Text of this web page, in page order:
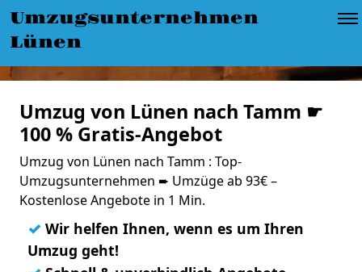
Umzugsunternehmen
Lünen
Umzug von Lünen nach Tamm ☛
100 % Gratis-Angebot
Umzug von Lünen nach Tamm : Top-
Umzugsunternehmen ➨ Umzüge ab 93€ –
Kostenlose Angebote in 1 Min.
✓ Wir helfen Ihnen, wenn es um Ihren
Umzug geht!